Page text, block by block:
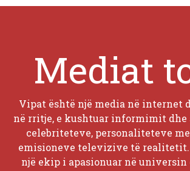
Mediat
Vipat është një media në internet
në rritje, e kushtuar informimit
celebriteteve, personaliteteve
emisioneve televizive të realitetit.
një ekip i apasionuar në universin